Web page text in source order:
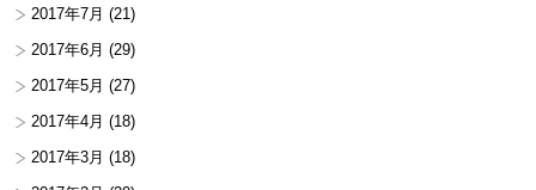
2017年7月 (21)
2017年6月 (29)
2017年5月 (27)
2017年4月 (18)
2017年3月 (18)